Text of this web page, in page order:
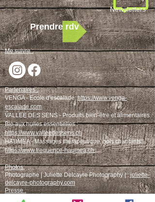
Newsletters
Prendre rdv
Me suivre :
Partenaires :
VENGA - Ecole d'escalade:https://www.venga-
escalade.com
VALLEE DES SENS -Produits bien-être et alimentaires
Bio aux huiles essentielles :
https://www.valleedessens.ch
HAUMEA - Massages thérapeutique, bols chantants:
https://www.frequence-haumea.ch
Photos:
Photographe | Juliette Delcayre Photography | :juliette-
delcayre-photography.com
Presse :
Migros Magazine, Randonnée: